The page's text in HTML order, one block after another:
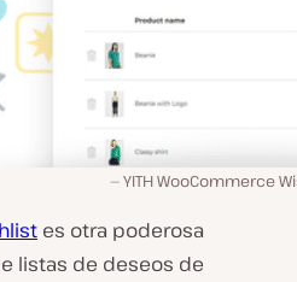
YITH WooCommerce
es otra poderosa
listas de deseos de